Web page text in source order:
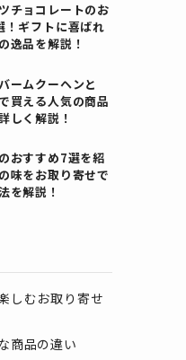
チョコレートのお
！ギフトに喜ばれ
逸品を解説！
ームクーヘンと
買える人気の商品
しく解説！
おすすめ7選を紹
味をお取り寄せで
を解説！
しむお取り寄せ
商品の違い